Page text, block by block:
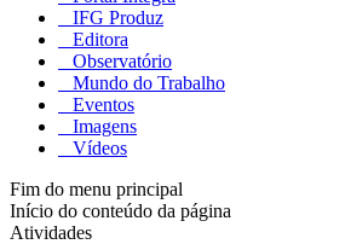
IFG Produz
Editora
Observatório
Mundo do Trabalho
Eventos
Imagens
Vídeos
Fim do menu principal
Início do conteúdo da página
Atividades